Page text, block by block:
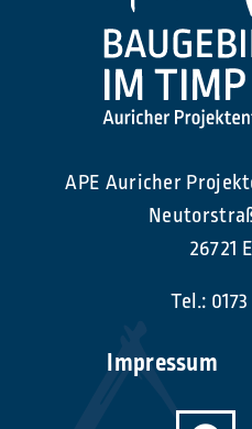
APE Auricher
26721
Tel.:
Impressum